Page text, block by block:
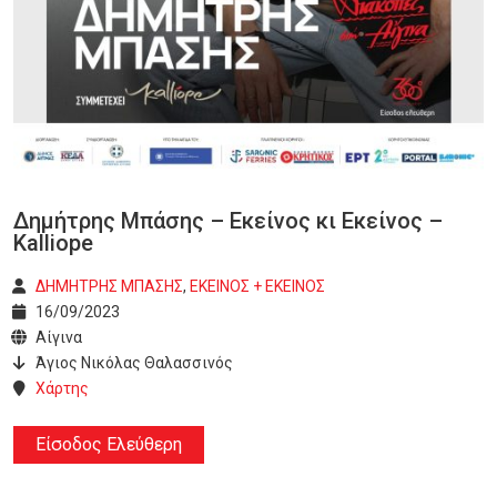
Δημήτρης Μπάσης – Εκείνος κι Εκείνος –
Kalliope
ΔΗΜΗΤΡΗΣ ΜΠΑΣΗΣ, ΕΚΕΙΝΟΣ + ΕΚΕΙΝΟΣ
16/09/2023
Αίγινα
Άγιος Νικόλας Θαλασσινός
Χάρτης
Είσοδος Ελεύθερη